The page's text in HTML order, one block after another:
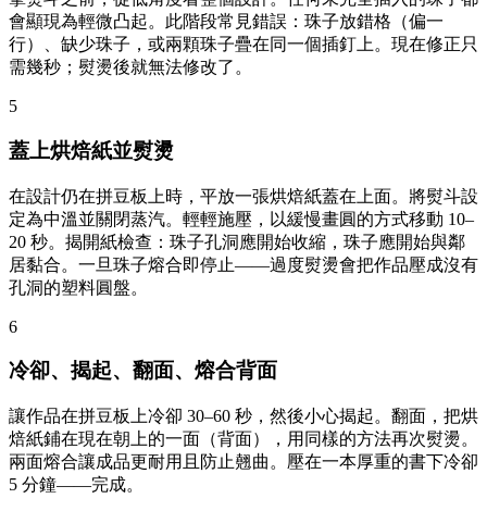
會顯現為輕微凸起。此階段常見錯誤：珠子放錯格（偏一
行）、缺少珠子，或兩顆珠子疊在同一個插釘上。現在修正只
需幾秒；熨燙後就無法修改了。
5
蓋上烘焙紙並熨燙
在設計仍在拼豆板上時，平放一張烘焙紙蓋在上面。將熨斗設
定為中溫並關閉蒸汽。輕輕施壓，以緩慢畫圓的方式移動 10–
20 秒。揭開紙檢查：珠子孔洞應開始收縮，珠子應開始與鄰
居黏合。一旦珠子熔合即停止——過度熨燙會把作品壓成沒有
孔洞的塑料圓盤。
6
冷卻、揭起、翻面、熔合背面
讓作品在拼豆板上冷卻 30–60 秒，然後小心揭起。翻面，把烘
焙紙鋪在現在朝上的一面（背面），用同樣的方法再次熨燙。
兩面熔合讓成品更耐用且防止翹曲。壓在一本厚重的書下冷卻
5 分鐘——完成。